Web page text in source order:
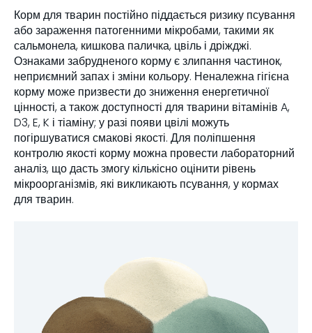
Корм для тварин постійно піддається ризику псування
або зараження патогенними мікробами, такими як
сальмонела, кишкова паличка, цвіль і дріжджі.
Ознаками забрудненого корму є злипання частинок,
неприємний запах і зміни кольору. Неналежна гігієна
корму може призвести до зниження енергетичної
цінності, а також доступності для тварини вітамінів A,
D3, E, K і тіаміну; у разі появи цвілі можуть
погіршуватися смакові якості. Для поліпшення
контролю якості корму можна провести лабораторний
аналіз, що дасть змогу кількісно оцінити рівень
мікроорганізмів, які викликають псування, у кормах
для тварин.